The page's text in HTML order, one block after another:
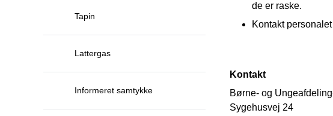
Tapin
Lattergas
Informeret samtykke
de er raske.
Kontakt
Kontakt
Børne- og
Sygehusvej 24